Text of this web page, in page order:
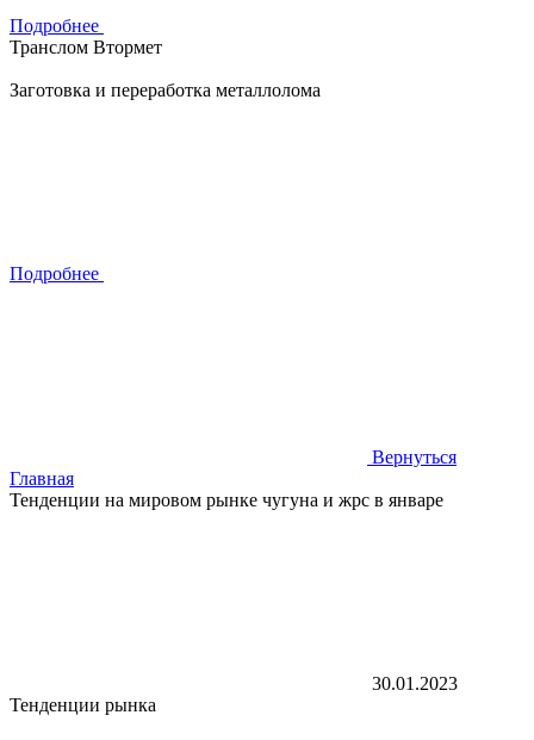
Подробнее
Транслом Втормет
Заготовка и переработка металлолома
Подробнее
Вернуться
Главная
Тенденции на мировом рынке чугуна и жрс в январе
30.01.2023
Тенденции рынка